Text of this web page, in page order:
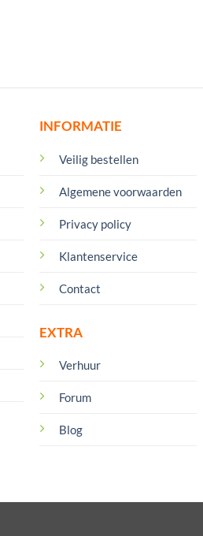
INFORMATIE
Veilig bestellen
Algemene voorwaarden
Privacy policy
Klantenservice
Contact
EXTRA
Verhuur
Forum
Blog